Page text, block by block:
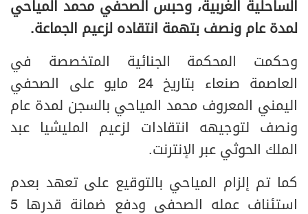
الساحلية الغربية، وحبس الصحفي محمد المياحي
لمدة عام ونصف بتهمة انتقاده لزعيم الجماعة.
وحكمت المحكمة الجنائية المتخصصة في
العاصمة صنعاء بتاريخ 24 مايو على الصحفي
اليمني المعروف محمد المياحي بالسجن لمدة عام
ونصف لتوجيهه انتقادات لزعيم المليشيا عبد
الملك الحوثي عبر الإنترنت.
كما تم إلزام المياحي بالتوقيع على تعهد بعدم
استئناف عمله الصحفي ودفع ضمانة قدرها 5